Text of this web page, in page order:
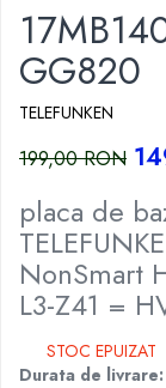
GG820
TELEFUNKEN
199,00 RON
placa de
NonSmart
L3-Z41 =
STOC EPUIZAT
Durata de livrare: